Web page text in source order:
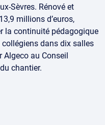
Sèvres. Rénové et
millions d’euros,
la continuité pédagogique
dans dix salles
Algeco au Conseil
chantier.